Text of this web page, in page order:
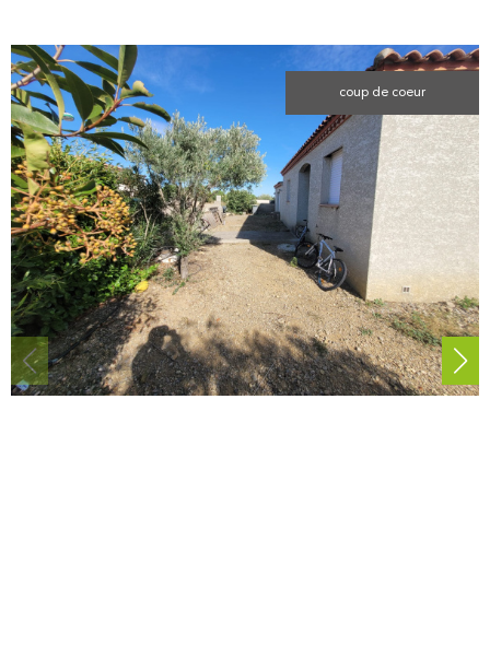
coup de coeur